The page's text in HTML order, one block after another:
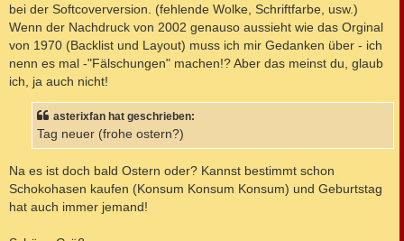
bei der Softcoverversion. (fehlende Wolke, Schriftfarbe, usw.)
Wenn der Nachdruck von 2002 genauso aussieht wie das Orginal
von 1970 (Backlist und Layout) muss ich mir Gedanken über - ich
nenn es mal -"Fälschungen" machen!? Aber das meinst du, glaub
ich, ja auch nicht!
asterixfan hat geschrieben:
Tag neuer (frohe ostern?)
Na es ist doch bald Ostern oder? Kannst bestimmt schon
Schokohasen kaufen (Konsum Konsum Konsum) und Geburtstag
hat auch immer jemand!